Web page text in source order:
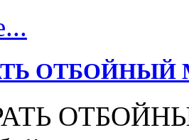
ОТБОЙНЫЙ